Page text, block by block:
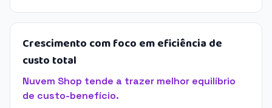
Crescimento com foco em eficiência de
custo total
Nuvem Shop tende a trazer melhor equilíbrio
de custo-benefício.